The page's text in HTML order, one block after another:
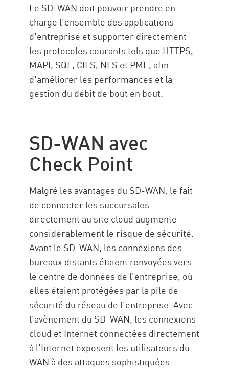
Le SD-WAN doit pouvoir prendre en
charge l'ensemble des applications
d'entreprise et supporter directement
les protocoles courants tels que HTTPS,
MAPI, SQL, CIFS, NFS et PME, afin
d'améliorer les performances et la
gestion du débit de bout en bout.
SD-WAN avec
Check Point
Malgré les avantages du SD-WAN, le fait
de connecter les succursales
directement au site cloud augmente
considérablement le risque de sécurité.
Avant le SD-WAN, les connexions des
bureaux distants étaient renvoyées vers
le centre de données de l'entreprise, où
elles étaient protégées par la pile de
sécurité du réseau de l'entreprise. Avec
l'avènement du SD-WAN, les connexions
cloud et Internet connectées directement
à l'Internet exposent les utilisateurs du
WAN à des attaques sophistiquées.